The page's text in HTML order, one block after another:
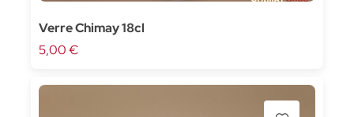
Verre Chimay 18cl
5,00 €